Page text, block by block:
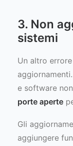
3. Non
sistemi
Un altro
e software
porte aperte
Gli
aggiungere